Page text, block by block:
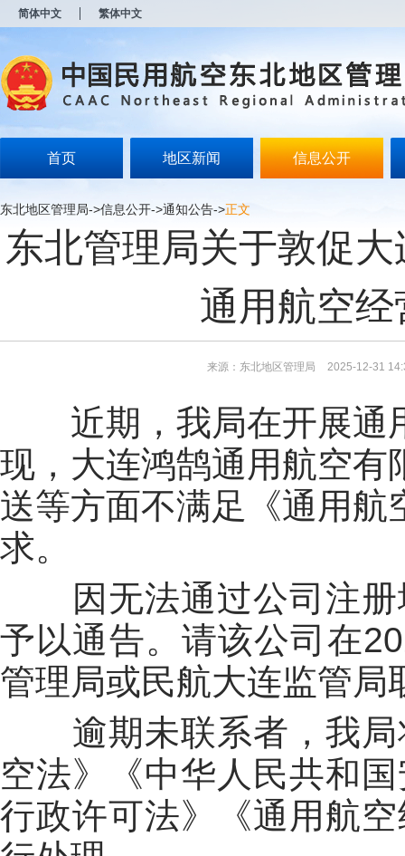
简体中文 繁体中文
首页 地区新闻 信息公开
东北地区管理局->信息公开->通知公告->正文
东北管理局关于敦促
通用航空
来源：东北地区管理局 2025-12-31
近期，我局在开展通
现，大连鸿鹄通用航空有
送等方面不满足《通用航
求。
因无法通过公司注
予以通告。请该公司 在
管理局或民航大连监管局
逾期未联系者，我
空法》《中华人民共和
行政许可法》《通用航
开
无
障
说
按
Alt
加
浪